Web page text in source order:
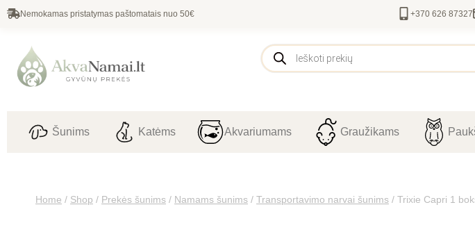
Nemokamas pristatymas paštomatais nuo 50€ +370 626 87327
Šunims Katėms Akvariumams Graužikams
Home / Shop / Prekės šunims / Namams šunims / Transportavimo narvai šunims / Trixie Capri 1